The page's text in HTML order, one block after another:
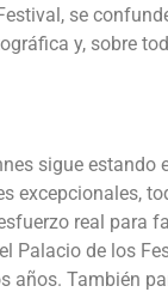
se
y, sobre
sigue
excepcionales,
real para
Palacio de los
años. También